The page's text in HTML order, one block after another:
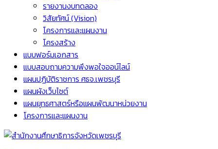
รายงานงบทดลอง
วิสัยทัศน์ (Vision)
โครงการและแผนงาน
โครงสร้าง
แบบฟอร์มเอกสาร
แบบสอบถามความพึงพอใจออน์ไลน์
แผนปฏิบัติราชการ ศธจ.เพชรบุรี
แผนผังเว็บไซต์
แผนยุทธศาสตร์หรือแผนพัฒนาหน่วยงาน
โครงการและแผนงาน